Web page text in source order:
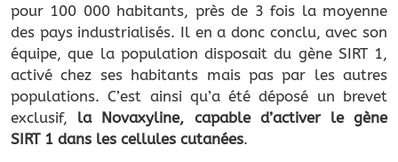
pour 100 000 habitants, près de 3 fois la moyenne
des pays industrialisés. Il en a donc conclu, avec son
équipe, que la population disposait du gène SIRT 1,
activé chez ses habitants mais pas par les autres
populations. C’est ainsi qu’a été déposé un brevet
exclusif, la Novaxyline, capable d’activer le gène
SIRT 1 dans les cellules cutanées.